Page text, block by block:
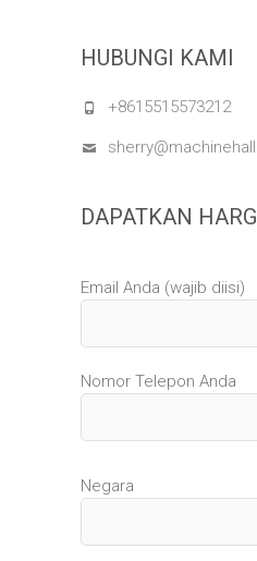
HUBUNGI KAMI
+8615515573212
DAPATKAN
Email Anda (wajib diisi)
Nomor Telepon Anda
Negara